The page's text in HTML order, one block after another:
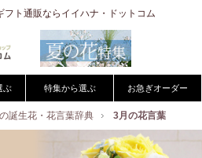
ト通販ならイイハナ・ドットコム
ぶ 特集から選ぶ お急ぎオーダー
誕生花・花言葉辞典 3月の花言葉